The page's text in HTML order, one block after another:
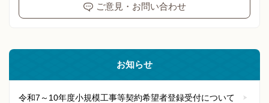
ご意見・お問い合わせ
お知らせ
令和7～10年度小規模工事等契約希望者登録受付について